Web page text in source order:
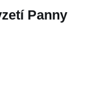
Panny